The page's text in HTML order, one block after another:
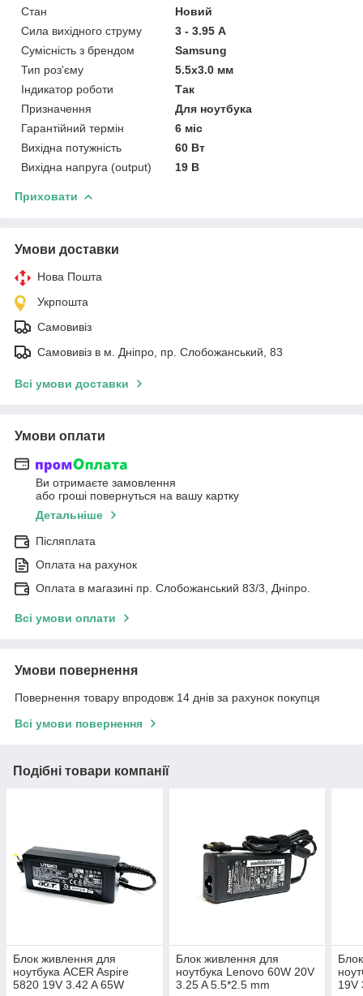
Стан
Новий
Сила вихідного струму
3 - 3.95 А
Сумісність з брендом
Samsung
Тип роз'єму
5.5x3.0 мм
Індикатор роботи
Так
Призначення
Для ноутбука
Гарантійний термін
6 міс
Вихідна потужність
60 Вт
Вихідна напруга (output)
19 В
Приховати
Умови доставки
Нова Пошта
Укрпошта
Самовивіз
Самовивіз в м. Дніпро, пр. Слобожанський, 83
Всі умови доставки
Умови оплати
Ви отримаєте замовлення
або гроші повернуться на вашу картку
Детальніше
Післяплата
Оплата на рахунок
Оплата в магазині пр. Слобожанський 83/3, Дніпро.
Всі умови оплати
Умови повернення
Повернення товару впродовж 14 днів за рахунок покупця
Всі умови повернення
Подібні товари компанії
Блок живлення для
ноутбука ACER Aspire
5820 19V 3.42 A 65W
Блок живлення для
ноутбука Lenovo 60W 20V
3.25 A 5.5*2.5 mm
19V